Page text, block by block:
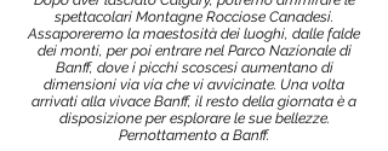
spettacolari Montagne Rocciose Canadesi.
Assaporeremo la maestosità dei luoghi, dalle falde
dei monti, per poi entrare nel Parco Nazionale di
Banff, dove i picchi scoscesi aumentano di
dimensioni via via che vi avvicinate. Una volta
arrivati alla vivace Banff, il resto della giornata è a
disposizione per esplorare le sue bellezze.
Pernottamento a Banff.